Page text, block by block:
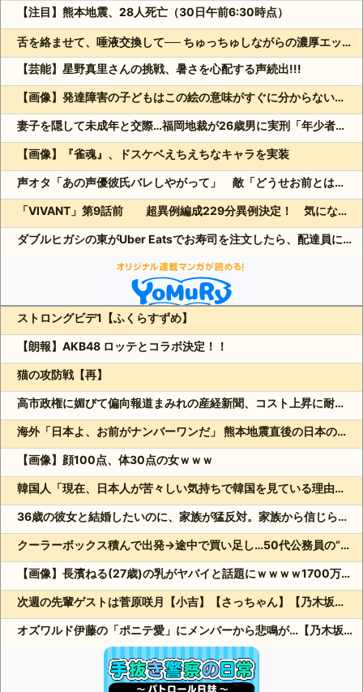
【注目】熊本地震、28人死亡（30日午前6:30時点）
舌を絡ませて、唾液交換して── ちゅっちゅしながらの濃厚エッ画像♪
【芸能】星野真里さんの挑戦、暑さを心配する声続出!!!
【画像】発達障害の子どもはこの絵の意味がすぐに分からないらしい
妻子を隠して未成年と交際…福岡地裁が26歳男に実刑「年少者の未熟さにつけ込んだ」
【画像】『雀魂』、ドスケベえちえちなキャラを実装
声オタ「あの声優彼氏バレしやがって」 敵「どうせお前とは付き合えないのにｗ」←これ
「VIVANT」第9話前 超異例編成229分異例決定！ 気になる「裏の裏」黒須（松坂桃李）飛び交う考察
ダブルヒガシの東がUber Eatsでお寿司を注文したら、配達員に全て食べられる!?
ストロングビデ1【ふくらすずめ】
【朗報】AKB48 ロッテとコラボ決定！！
猫の攻防戦【再】
高市政権に媚びて偏向報道まみれの産経新聞、コスト上昇に耐えられず東北6県撤退を発表
海外「日本よ、お前がナンバーワンだ」 熊本地震直後の日本の対応のスピードに世界が衝撃
【画像】顔100点、体30点の女ｗｗｗ
韓国人「現在、日本人が苦々しい気持ちで韓国を見ている理由がこちら…」→「相当悔しがってるだろうな…（ﾌﾞﾙﾌﾞﾙ」＝韓国の反応
36歳の彼女と結婚したいのに、家族が猛反対。家族から信じられない言葉が飛び出した… 他
クーラーボックス積んで出発→途中で買い足し…50代公務員の“ドライブ”が地獄すぎた 他
【画像】長濱ねる(27歳)の乳がヤバイと話題にｗｗｗｗ1700万バズｗｗｗｗｗｗｗｗｗｗ 他
次週の先輩ゲストは菅原咲月【小吉】【さっちゃん】【乃木坂スター誕生！SIX】【乃木坂46】
オズワルド伊藤の「ポニテ愛」にメンバーから悲鳴が…【乃木坂スター誕生！SIX】【乃木坂46】